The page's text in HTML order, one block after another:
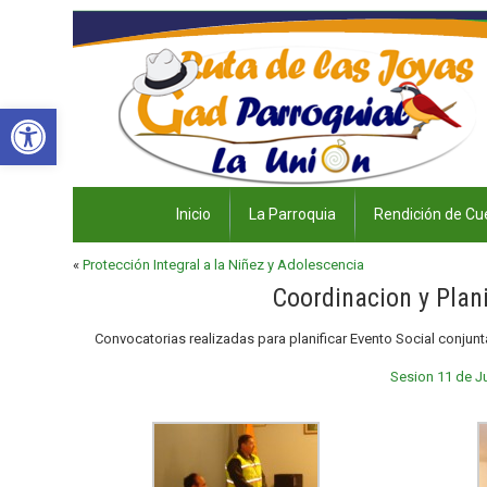
Abrir barra de herramientas
Inicio La Parroquia Rendición de
«Protección Integral a la Niñez y Adolescencia
Coordinacion y
Convocatorias realizadas para planificar Evento Social
Sesion 11 de